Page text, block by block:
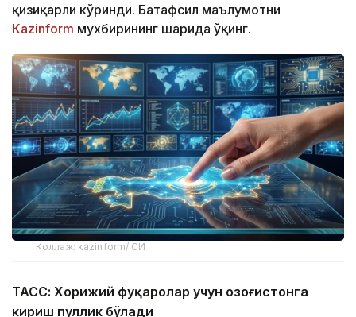
қизиқарли кўринди. Батафсил маълумотни
Кazinform мухбирининг шарҳида ўқинг.
Коллаж: kazinform/ СИ
ТАСС: Хорижий фуқаролар учун Қозоғистонга
кириш пуллик бўлади